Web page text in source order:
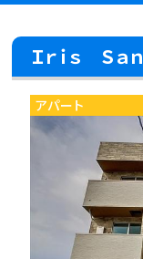
Ｉｒｉｓ Ｓ
アパート